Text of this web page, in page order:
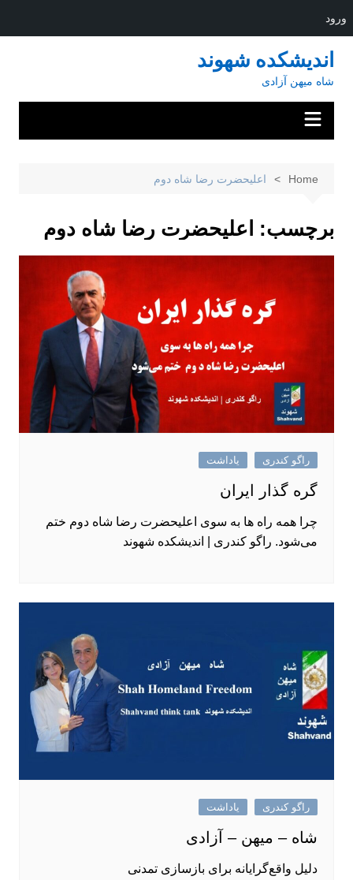
ورود
content
اندیشکده شهوند
شاه میهن آزادی
Home اعلیحضرت رضا شاه دوم
برچسب: اعلیحضرت رضا شاه دوم
راگو کندری یاداشت
گره گذار ایران
چرا همه راه ‌ها به سوی اعلیحضرت رضا شاه دوم ختم
می‌شود. راگو کندری | اندیشکده شهوند
راگو کندری یاداشت
شاه – میهن – آزادی
دلیل واقع‌گرایانه برای بازسازی تمدنی